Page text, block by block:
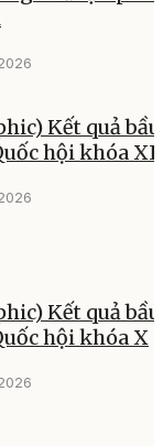
Kết quả bầu
hội khóa XI
Kết quả bầu
hội khóa X